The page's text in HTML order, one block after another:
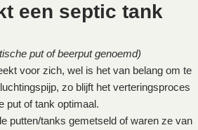
een septic tank
put of beerput genoemd)
voor zich, wel is het van belang om te
zo blijft het verteringsproces
put of tank optimaal.
putten/tanks gemetseld of waren ze van